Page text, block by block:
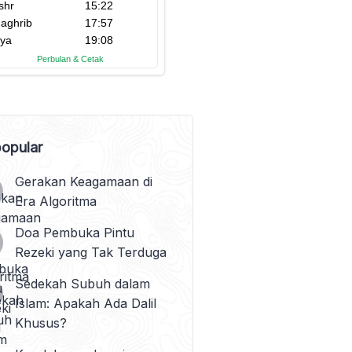
Gerakan Keagamaan di
Era Algoritma
Doa Pembuka Pintu
Rezeki yang Tak Terduga
Sedekah Subuh dalam
Islam: Apakah Ada Dalil
Khusus?